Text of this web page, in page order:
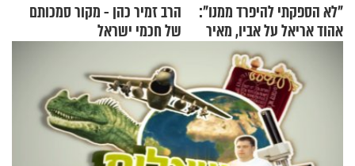
"לא הספקתי להיפרד ממנו":
אהוד אריאל על אביו, מאיר
הרב זמיר כהן - מקור סמכותם
של חכמי ישראל